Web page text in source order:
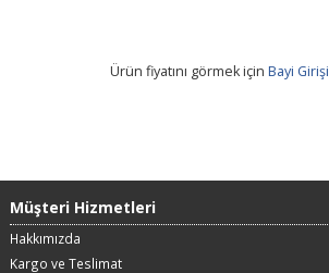
Ürün fiyatını görmek için Bayi Girişi
Müşteri Hizmetleri
Hakkımızda
Kargo ve Teslimat